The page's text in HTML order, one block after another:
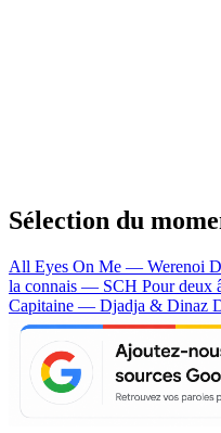
Sélection du
All Eyes On Me — Werenoi
la connais — SCH Pour deux
Capitaine — Djadja & Dinaz